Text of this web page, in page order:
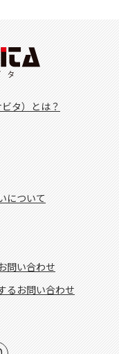
タ）とは？
について
問い合わせ
るお問い合わせ